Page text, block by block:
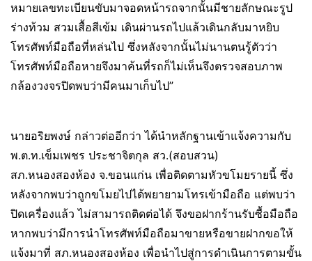
หมายเลขทะเบียนขับมาจอดหน้ารถจากนั้นมีชายลักษณะรูป
ร่างท้วม สวมเสื้อสีเข้ม เดินผ่านรถไปแล้วเดินกลับมาหยิบ
โทรศัพท์มือถือที่หล่นไป ซึ่งหลังจากนั้นไม่นานตนรู้ตัวว่า
โทรศัพท์มือถือหายจึงมาค้นที่รถก็ไม่เห็นจึงตรวจสอบภาพ
กล้องวงจรปิดพบว่ามีคนมาเก็บไป”
นายอริยพงษ์ กล่าวต่ออีกว่า ได้นำหลักฐานเข้าแจ้งความกับ
พ.ต.ท.เข็มเพชร ประชาจิตกุล สว.(สอบสวน)
สภ.หนองสองห้อง จ.ขอนแก่น เพื่อติดตามหัวขโมยรายนี้ ซึ่ง
หลังจากพบว่าถูกขโมยไปได้พยายามโทรเข้ามือถือ แต่พบว่า
ปิดเครื่องแล้ว ไม่สามารถติดต่อได้ จึงขอฝากร้านรับซื้อมือถือ
หากพบว่ามีการนำโทรศัพท์มือถือมาขายหรือขายฝากขอให้
แจ้งมาที่ สภ.หนองสองห้อง เพื่อนำไปสู่การดำเนินการตามขั้น